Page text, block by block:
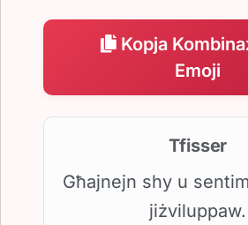
Kopja
Emoji
Tfisser
Għajnejn shy u
jiżviluppaw.